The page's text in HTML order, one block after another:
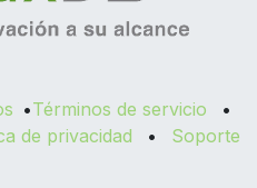
•Términos de servicio
•
de privacidad
• Soporte